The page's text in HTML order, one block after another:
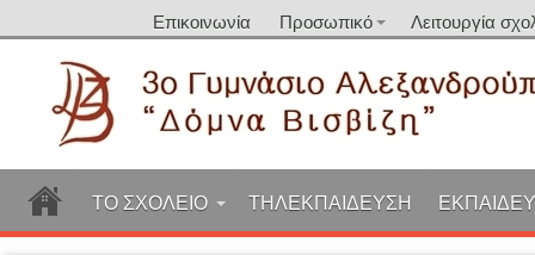
Επικοινωνία Προσωπικό Λειτουργία
ΤΟ ΣΧΟΛΕΙΟ ΤΗΛΕΚΠΑΙΔΕΥΣΗ